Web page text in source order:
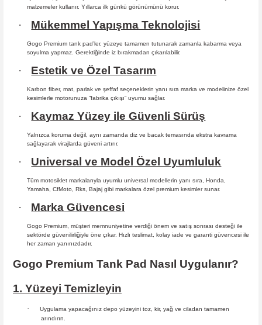
malzemeler kullanır. Yıllarca ilk günkü görünümünü korur.
· Mükemmel Yapışma Teknolojisi
Gogo Premium tank pad’ler, yüzeye tamamen tutunarak zamanla kabarma veya
soyulma yapmaz. Gerektiğinde iz bırakmadan çıkarılabilir.
· Estetik ve Özel Tasarım
Karbon fiber, mat, parlak ve şeffaf seçeneklerin yanı sıra marka ve modelinize özel
kesimlerle motorunuza “fabrika çıkışı” uyumu sağlar.
· Kaymaz Yüzey ile Güvenli Sürüş
Yalnızca koruma değil, aynı zamanda diz ve bacak temasında ekstra kavrama
sağlayarak virajlarda güveni artırır.
· Universal ve Model Özel Uyumluluk
Tüm motosiklet markalarıyla uyumlu universal modellerin yanı sıra, Honda,
Yamaha, CfMoto, Rks, Bajaj gibi markalara özel premium kesimler sunar.
· Marka Güvencesi
Gogo Premium, müşteri memnuniyetine verdiği önem ve satış sonrası desteği ile
sektörde güvenilirliğiyle öne çıkar. Hızlı teslimat, kolay iade ve garanti güvencesi ile
her zaman yanınızdadır.
Gogo Premium Tank Pad Nasıl Uygulanır?
1. Yüzeyi Temizleyin
·
Uygulama yapacağınız depo yüzeyini toz, kir, yağ ve ciladan tamamen
arındırın.